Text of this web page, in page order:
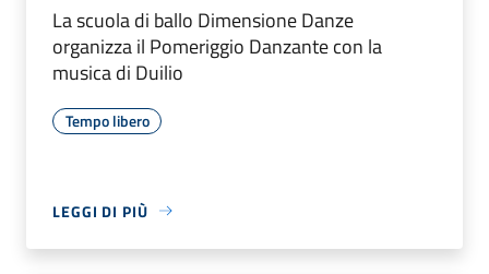
La scuola di ballo Dimensione Danze
organizza il Pomeriggio Danzante con la
musica di Duilio
Tempo libero
LEGGI DI PIÙ